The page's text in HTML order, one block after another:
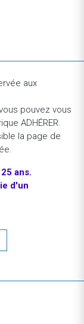
aux
pouvez vous
ADHÉRER.
la page de
25 ans.
d'un
(M/F/D)
(H/F)
Style